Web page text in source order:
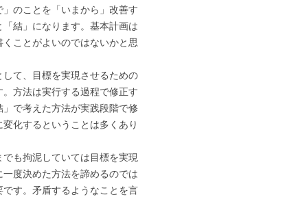
のことを「いまから」改善す
結」になります。基本計画は
くことがよいのではないかと思
て、目標を実現させるための
方法は実行する過程で修正す
で考えた方法が実践段階で修
化するということは多くあり
も拘泥していては目標を実現
度決めた方法を諦めるのでは
す。矛盾するようなことを言